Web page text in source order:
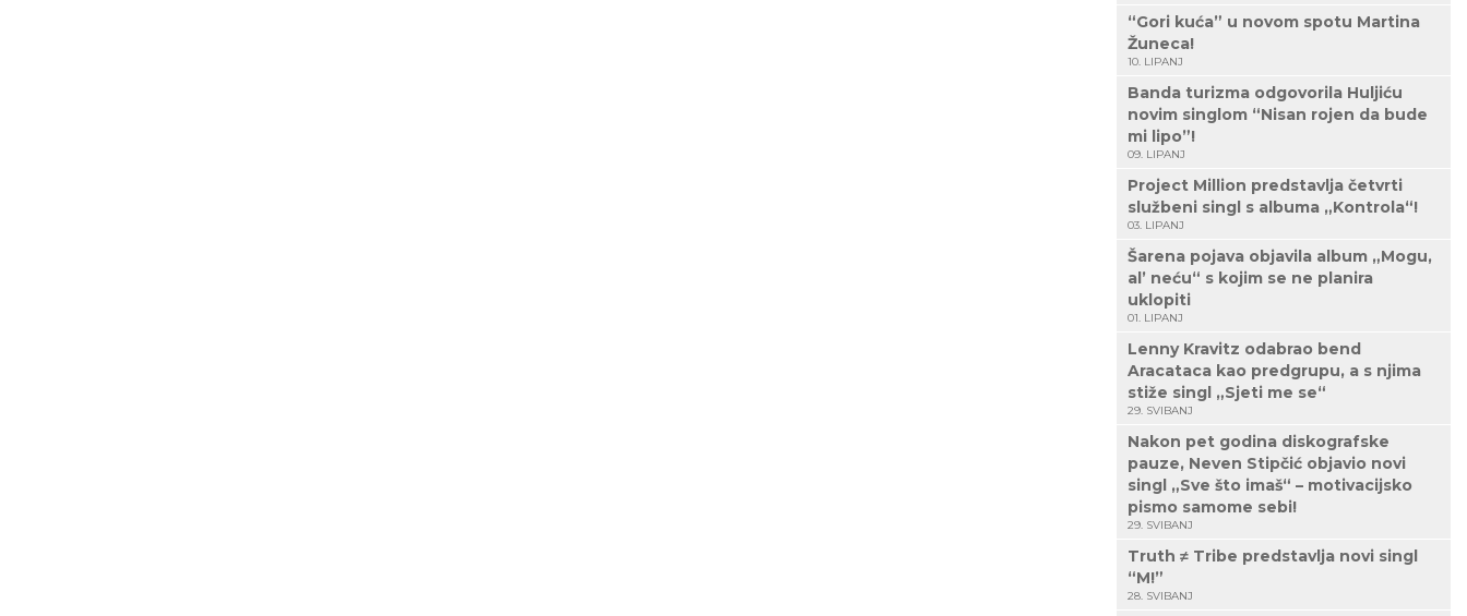
“Gori kuća” u novom spotu Martina
Žuneca!
10. LIPANJ
Banda turizma odgovorila Huljiću
novim singlom “Nisan rojen da bude
mi lipo”!
09. LIPANJ
Project Million predstavlja četvrti
službeni singl s albuma „Kontrola“!
03. LIPANJ
Šarena pojava objavila album „Mogu,
al’ neću“ s kojim se ne planira
uklopiti
01. LIPANJ
Lenny Kravitz odabrao bend
Aracataca kao predgrupu, a s njima
stiže singl „Sjeti me se“
29. SVIBANJ
Nakon pet godina diskografske
pauze, Neven Stipčić objavio novi
singl „Sve što imaš“ – motivacijsko
pismo samome sebi!
29. SVIBANJ
Truth ≠ Tribe predstavlja novi singl
“M!”
28. SVIBANJ